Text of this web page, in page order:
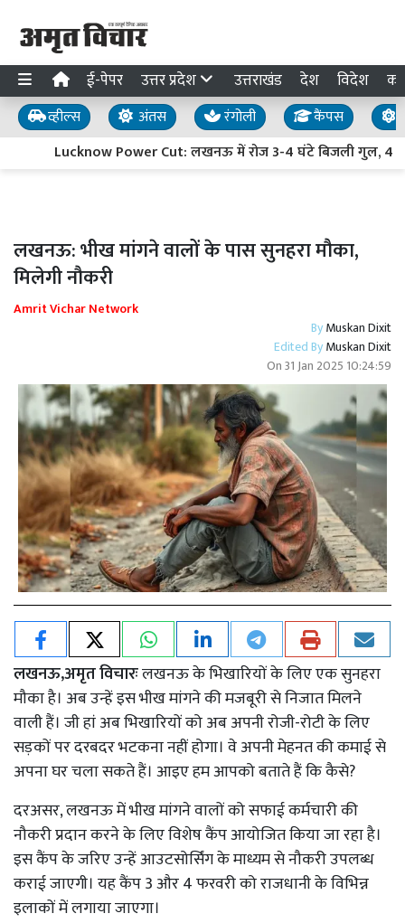
ई-पेपर उत्तर प्रदेश उत्तराखंड देश विदेश
व्हील्स अंतस रंगोली कैंपस
Lucknow Power Cut: लखनऊ में रोज 3-4 घंटे बिजली गुल, 4
लखनऊ: भीख मांगने वालों के पास सुनहरा मौका,
मिलेगी नौकरी
Amrit Vichar Network
ByMuskan Dixit
Edited ByMuskan Dixit
On31 Jan 2025 10:24:59
लखनऊ,अमृत विचारःलखनऊ के भिखारियों के लिए एक सुनहरा
मौका है। अब उन्हें इस भीख मांगने की मजबूरी से निजात मिलने
वाली हैं। जी हां अब भिखारियों को अब अपनी रोजी-रोटी के लिए
सड़कों पर दरबदर भटकना नहीं होगा। वे अपनी मेहनत की कमाई से
अपना घर चला सकते हैं। आइए हम आपको बताते हैं कि कैसे?
दरअसर, लखनऊ में भीख मांगने वालों को सफाई कर्मचारी की
नौकरी प्रदान करने के लिए विशेष कैंप आयोजित किया जा रहा है।
इस कैंप के जरिए उन्हें आउटसोर्सिंग के माध्यम से नौकरी उपलब्ध
कराई जाएगी। यह कैंप 3 और 4 फरवरी को राजधानी के विभिन्न
इलाकों में लगाया जाएगा।